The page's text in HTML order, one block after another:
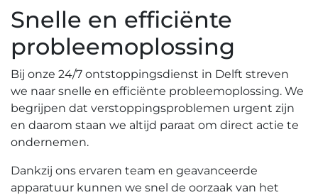
Snelle en efficiënte
probleemoplossing
Bij onze 24/7 ontstoppingsdienst in Delft streven
we naar snelle en efficiënte probleemoplossing.​ We
begrijpen dat verstoppingsproblemen urgent zijn
en daarom staan we altijd paraat om direct actie te
ondernemen.
Dankzij ons ervaren team en geavanceerde
apparatuur kunnen we snel de oorzaak van het